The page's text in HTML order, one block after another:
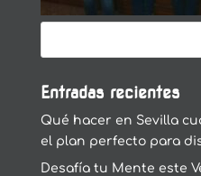
Entradas recientes
Qué hacer en Sevilla
el plan perfecto para
Desafía tu Mente este